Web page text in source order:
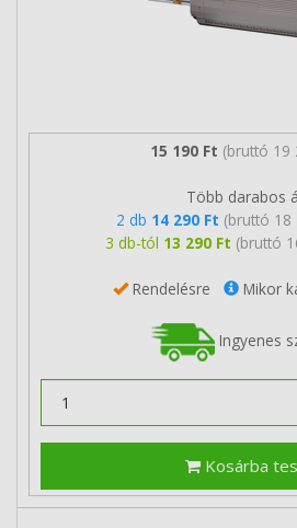
15 190 Ft (bruttó 19
Több darabos
2 db 14 290 Ft (bruttó 18
3 db-tól 13 290 Ft (bruttó
Rendelésre Mikor
Ingyenes
Kosárba